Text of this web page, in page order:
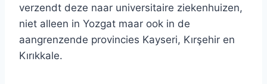
verzendt deze naar universitaire ziekenhuizen,
niet alleen in Yozgat maar ook in de
aangrenzende provincies Kayseri, Kırşehir en
Kırıkkale.